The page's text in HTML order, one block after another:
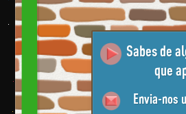
Sabes de
que
Envia-nos